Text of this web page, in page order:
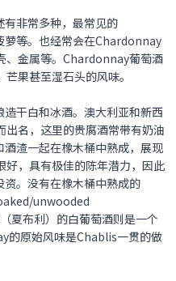
非常多种，最常见的
等。也经常会在Chardonnay
、金属等。Chardonnay葡萄酒
果甚至湿石头的风味。
干白和冰酒。澳大利亚和新西
名，这里的贵腐酒常带有奶油
渣一起在橡木桶中熟成，展现
好，具有极佳的陈年潜力，因此
。没有在橡木桶中熟成的
unwooded
布利）的白葡萄酒则是一个
的原始风味是Chablis一贯的做